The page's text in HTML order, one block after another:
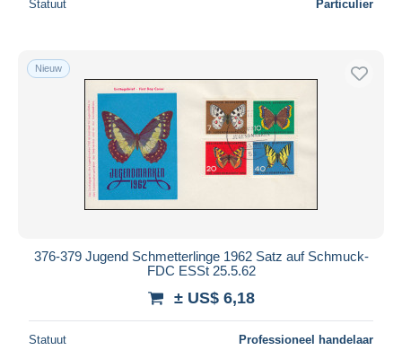
Statuut Particulier
Nieuw
376-379 Jugend Schmetterlinge 1962 Satz auf Schmuck-
FDC ESSt 25.5.62
± US$ 6,18
Statuut Professioneel handelaar